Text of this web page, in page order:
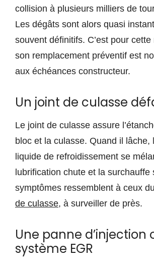
collision à plusieurs milliers de
Les dégâts sont alors quasi
souvent définitifs. C’est pour
son remplacement préventif est
aux échéances constructeur.
Un joint de culasse
Le joint de culasse assure
bloc et la culasse. Quand il lâche,
liquide de refroidissement se
lubrification chute et la surchauffe
symptômes ressemblent à ceux du
de culasse, à surveiller de près.
Une panne d’injection
système EGR